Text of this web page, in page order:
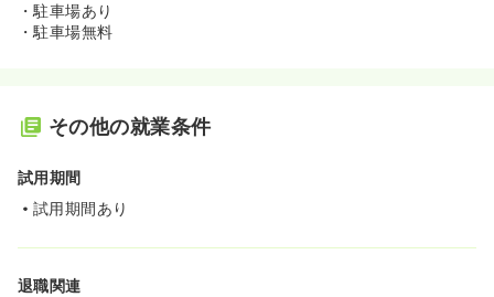
・駐車場あり
・駐車場無料
その他の就業条件
試用期間
試用期間あり
退職関連